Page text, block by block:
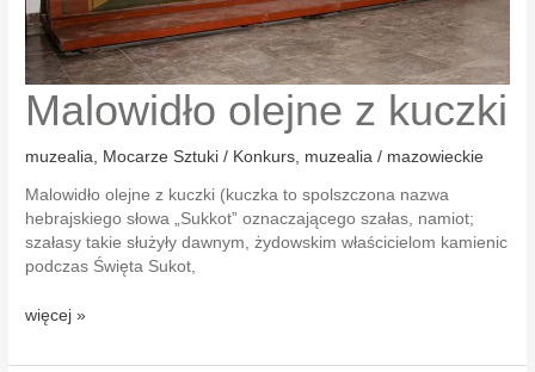
Malowidło olejne z kuczki
muzealia Mocarze Sztuki / Konkurs muzealia / mazowieckie
Malowidło olejne z kuczki (kuczka to spolszczona nazwa
hebrajskiego słowa „Sukkot” oznaczającego szałas, namiot;
szałasy takie służyły dawnym, żydowskim właścicielom kamienic
podczas Święta Sukot,
Malowidło
z kuczki
więcej »